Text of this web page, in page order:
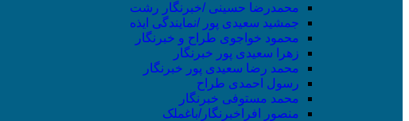
محمدرضا حسینی /خبرنگار رشت
جمشید سعیدی پور /نمایندگی ایذه
محمود خواجوی طراح و خبرنگار
زهرا سعیدی پور خبرنگار
محمد رضا سعیدی پور خبرنگار
رسول احمدی طراح
محمد مستوفی خبرنگار
منصور افراخبرنگار/باغملک